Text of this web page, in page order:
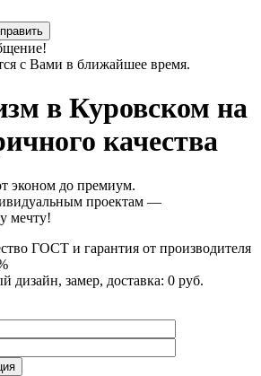
с Вами в ближайшее время.
в Куровском на
качества
эконом до премиум.
проектам —
мечту!
ГОСТ и гарантия от производителя
дизайн, замер, доставка: 0 руб.